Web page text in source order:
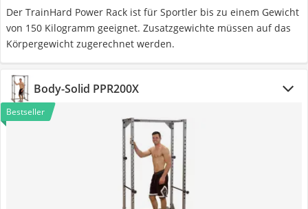
Der TrainHard Power Rack ist für Sportler bis zu einem Gewicht
von 150 Kilogramm geeignet. Zusatzgewichte müssen auf das
Körpergewicht zugerechnet werden.
Body-Solid PPR200X
Bestseller